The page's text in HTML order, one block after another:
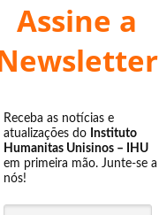
Assine a
Receba as notícias e
atualizações do Instituto
Humanitas Unisinos – IHU
em primeira mão. Junte-se a
nós!